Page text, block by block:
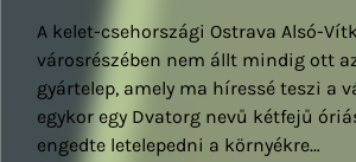
A kelet-csehországi Ostrava Alsó-
városrészében nem állt mindig ott
gyártelep, amely ma híressé teszi a
egykor egy Dvatorg nevű kétfejű
engedte letelepedni a környékre…